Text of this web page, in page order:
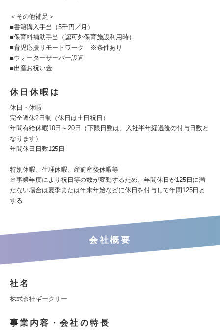
＜その他補足＞
■書籍購入手当（5千円／月）
■保育料補助手当（認可外保育施設利用時）
■育児応援リモートワーク ※条件あり
■ウォーターサーバー設置
■出産お祝い金
休日休暇は
休日・休暇
完全週休2日制（休日は土日祝日）
年間有給休暇10日～20日（下限日数は、入社半年経過後の付与日数と
なります）
年間休日日数125日
特別休暇、生理休暇、産前産後休暇等
※事業年度により祝日等の数が変動するため、年間休日が125日に満
たない場合は夏季または年末年始などに休日を付与して年間125日と
する
会社概要
社名
株式会社ギークリー
事業内容・会社の特長